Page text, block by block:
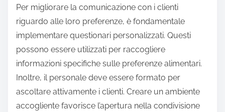
Per migliorare la comunicazione con i clienti
riguardo alle loro preferenze, è fondamentale
implementare questionari personalizzati. Questi
possono essere utilizzati per raccogliere
informazioni specifiche sulle preferenze alimentari.
Inoltre, il personale deve essere formato per
ascoltare attivamente i clienti. Creare un ambiente
accogliente favorisce l’apertura nella condivisione